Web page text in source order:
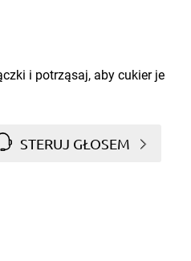
i potrząsaj, aby cukier je
STERUJ GŁOSEM